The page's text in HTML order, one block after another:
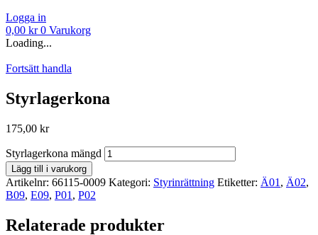
Logga in
0,00 kr 0 Varukorg
Loading...
Fortsätt handla
Styrlagerkona
175,00 kr
Styrlagerkona mängd
Lägg till i varukorg
Artikelnr: 66115-0009 Kategori: Styrinrättning Etiketter: Ä01 , Ä02,
B09, E09, P01 , P02
Relaterade produkter